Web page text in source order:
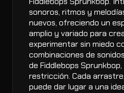
sonoros, ritmos y
nuevos, ofreciendo un
amplio y variado para
experimentar sin miedo
combinaciones de
de Fiddlebops
restricción. Cada
puede dar lugar a una